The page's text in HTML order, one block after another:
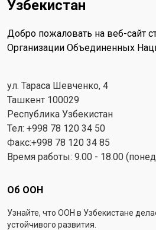
Узбекистан
Добро пожаловать на веб-сайт
Организации Объединенных
ул. Тараса Шевченко, 4
Ташкент 100029
Республика Узбекистан
Тел: +998 78 120 34 50
Факс:+998 78 120 34 85
Время работы: 9.00 - 18.00
Footer menu
Об ООН
Узнайте, что ООН в Узбекистанe
устойчивого развития.